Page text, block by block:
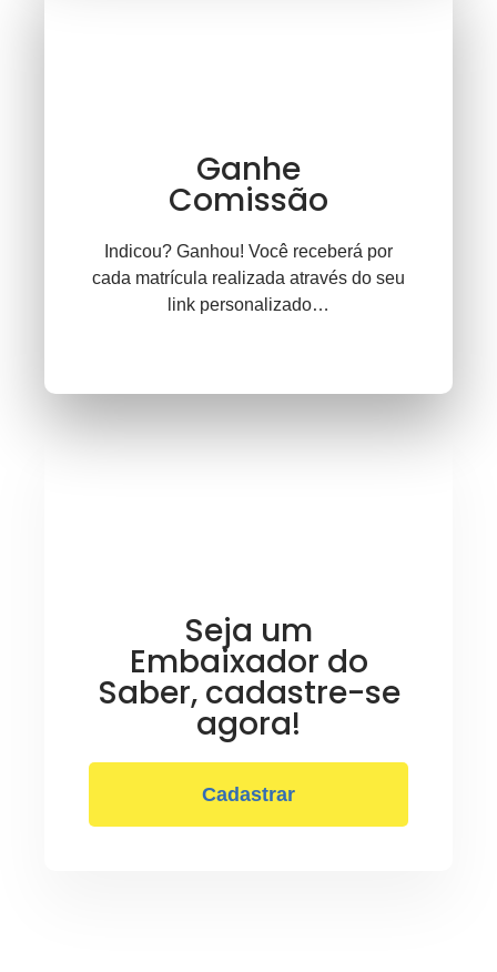
Ganhe
Comissão
Indicou? Ganhou! Você receberá por
cada matrícula realizada através do seu
link personalizado…
Seja um
Embaixador do
Saber, cadastre-se
agora!
Cadastrar